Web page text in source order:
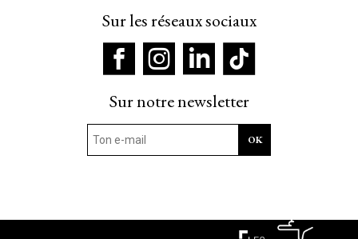
Sur les réseaux sociaux
Sur notre newsletter